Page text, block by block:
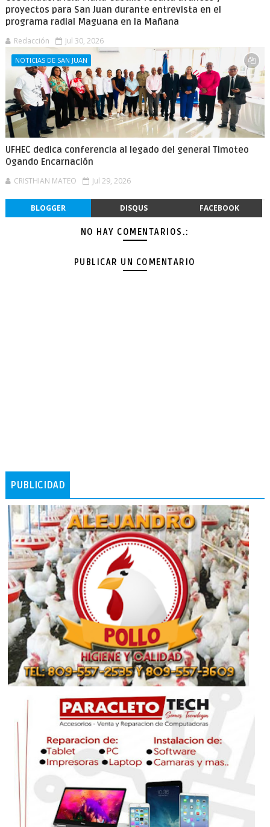
proyectos para San Juan durante entrevista en el
programa radial Maguana en la Mañana
Redacción Jul 30, 2026
NOTICIAS DE SAN JUAN
UFHEC dedica conferencia al legado del general Timoteo
Ogando Encarnación
CRISTHIAN MATEO Jul 29, 2026
BLOGGER DISQUS FACEBOOK
NO HAY COMENTARIOS.:
PUBLICAR UN COMENTARIO
PUBLICIDAD